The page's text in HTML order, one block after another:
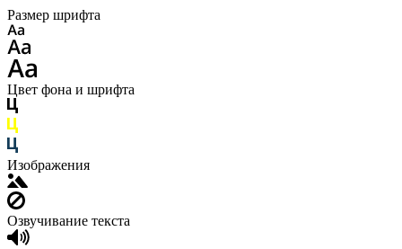
Размер шрифта
Цвет фона и шрифта
Изображения
Озвучивание текста